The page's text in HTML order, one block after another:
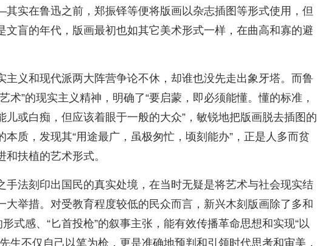
实在鲁迅之前，郑振铎等便将版画以杂志插图等形式使用，但
文盲的年代，版画最初也如其它美术形式一样，在曲高和寡的避
主义和现代派两大阵营争论不休，却谁也没先走出象牙塔。而鲁
术”的现实主义精神，明确了“要启蒙，即必须能懂。懂的标准，
儿或白痴，但应该着眼于一般的大众”，敏锐地把版画脱去插图的
本质，发现其“用途最广，虽极匆忙，顷刻能办”，正是人多而贫
和扶植的艺术形式。
手法刻印出国民的真实处境，在当时无疑是将艺术与社会现实结
大举措。对受教育程度较低的民众而言，新兴木刻版画除了多和
形式感、“匕首投枪”的叙事主张，能有效传播革命思想和实现“以
生不仅自己以笔为枪，更是准确地预判和引领时代思考和审美，